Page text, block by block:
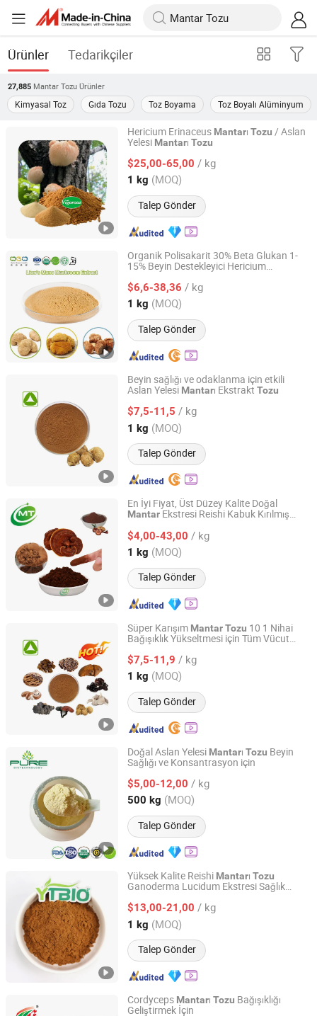
Ürünler Tedarikçiler
27,885 Mantar Tozu Ürünler
Kimyasal Toz Gıda Tozu Toz Boyama Toz Boyalı Alüminyum
Hericium Erinaceus Mantarı Tozu / Aslan
Yelesi Mantarı Tozu
$25,00-65,00 / kg
1 kg (MOQ)
Talep Gönder
Changsha Vigorous-Tech Co., Ltd.
Hunan, China Fiyat 2025
Organik Polisakarit 30% Beta Glukan 1-
15% Beyin Destekleyici Hericium
$6,6-38,36 / kg
1 kg (MOQ)
Talep Gönder
Herb Green Health Biotech Co., Ltd.
Jiangxi, China Fiyat 2020
Beyin sağlığı ve odaklanma için etkili
Aslan Yelesi Mantarı Ekstrakt Tozu
$7,5-11,5 / kg
1 kg (MOQ)
Talep Gönder
Xi'an Quanao Biotech Co., Ltd.
Shaanxi, China Fiyat 2025
En İyi Fiyat, Üst Düzey Kalite Doğal
Mantar Ekstresi Reishi Kabuk Kırılmış
$4,00-43,00 / kg
1 kg (MOQ)
Talep Gönder
Hunan MT Health Inc.
Hunan, China Fiyat 2025
Süper Karışım MantarTozu 10 1 Nihai
Bağışıklık Yükseltmesi için Tüm Vücut
$7,5-11,9 / kg
1 kg (MOQ)
Talep Gönder
Xi'an Quanao Biotech Co., Ltd.
Shaanxi, China Fiyat 2025
Doğal Aslan Yelesi Mantarı Tozu Beyin
Sağlığı ve Konsantrasyon için
$5,00-12,00 / kg
500 kg (MOQ)
Talep Gönder
Ningxia Pure Goji Biology Technology Co., Ltd.
Ningxia, China Fiyat 2024
Yüksek Kalite Reishi Mantarı Tozu
Ganoderma Lucidum Ekstresi Sağlık
$13,00-21,00 / kg
1 kg (MOQ)
Talep Gönder
Shaanxi Dongjiang Kangtai Health Industry Co., Ltd.
Shaanxi, China Fiyat 2024
Cordyceps Mantarı Tozu Bağışıklığı
Geliştirmek İçin